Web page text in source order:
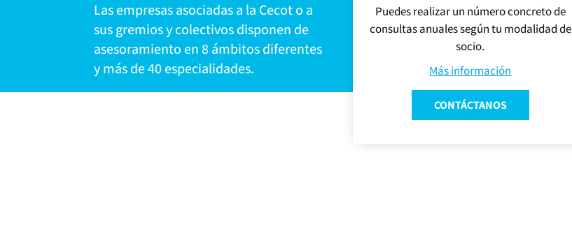
Las empresas asociadas a la Cecot o a
sus gremios y colectivos disponen de
asesoramiento en 8 ámbitos diferentes
y más de 40 especialidades.
Puedes realizar un número concreto de
consultas anuales según tu modalidad de
socio.
Más información
CONTÁCTANOS